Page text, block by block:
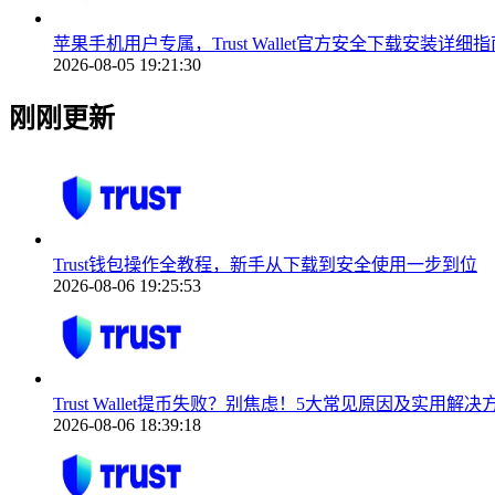
苹果手机用户专属，Trust Wallet官方安全下载安装详细指
2026-08-05 19:21:30
刚刚更新
Trust钱包操作全教程，新手从下载到安全使用一步到位
2026-08-06 19:25:53
Trust Wallet提币失败？别焦虑！5大常见原因及实用解决
2026-08-06 18:39:18